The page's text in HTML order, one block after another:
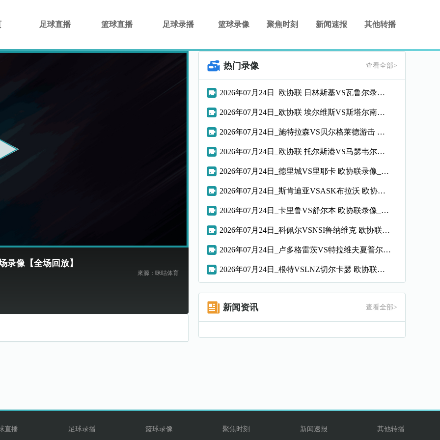
足球直播 篮球直播 足球录播 篮球录像 聚焦时刻 新闻速报 其他转播
录像【全场回放】
來源：咪咕体育
热门录像 查看全部>
2026年07月24日_欧协联 日林斯基VS瓦鲁尔录像_全场录像【高清回放】
2026年07月24日_欧协联 埃尔维斯VS斯塔尔南录像_高清录像【全场回放】
2026年07月24日_施特拉森VS贝尔格莱德游击 欧协联录像_全场录像【全场回放】
2026年07月24日_欧协联 托尔斯港VS马瑟韦尔录像_全场录像【高清回放】
2026年07月24日_德里城VS里耶卡 欧协联录像_全场录像【高清回放】
2026年07月24日_斯肯迪亚VSASK布拉沃 欧协联录像_高清录像【全场回放】
2026年07月24日_卡里鲁VS舒尔本 欧协联录像_高清录像【全场回放】
2026年07月24日_科佩尔VSNSI鲁纳维克 欧协联录像_全场录像【高清回放】
2026年07月24日_卢多格雷茨VS特拉维夫夏普尔 欧协联录像_高清录像【全场回放】
2026年07月24日_根特VSLNZ切尔卡瑟 欧协联录像_全场录像【高清回放】
新闻资讯 查看全部>
直播 足球录播 篮球录像 聚焦时刻 新闻速报 其他转播